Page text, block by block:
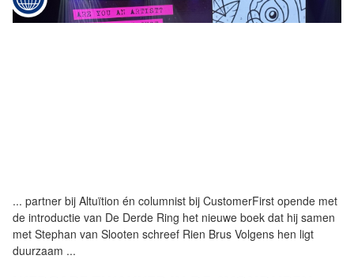
... partner bij Altuïtion én columnist bij CustomerFirst opende met
de introductie van De Derde Ring het nieuwe boek dat hij samen
met Stephan van Slooten schreef Rien Brus Volgens hen ligt
duurzaam ...